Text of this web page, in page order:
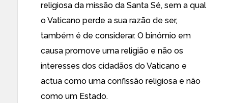
religiosa da missão da Santa Sé, sem a qual
o Vaticano perde a sua razão de ser,
também é de considerar. O binómio em
causa promove uma religião e não os
interesses dos cidadãos do Vaticano e
actua como uma confissão religiosa e não
como um Estado.